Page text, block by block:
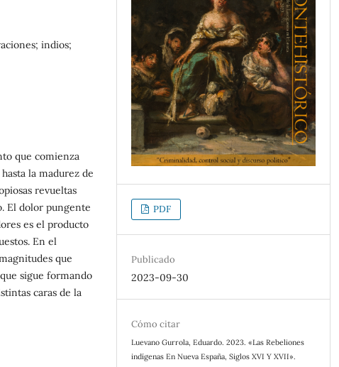
indios;
que comienza
la madurez de
revueltas
El dolor pungente
es el producto
En el
que
sigue formando
caras de la
PDF
Publicado
2023-09-30
Cómo citar
Luevano Gurrola, Eduardo. 2023. «Las Rebeliones
indígenas En Nueva España, Siglos XVI Y XVII».